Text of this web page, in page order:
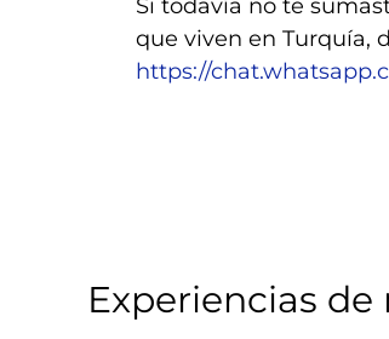
Si todavía no te
que viven en Turquía,
https://
Experiencias